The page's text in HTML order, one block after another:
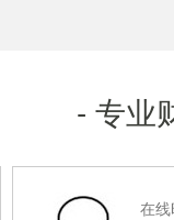
- 专业
在